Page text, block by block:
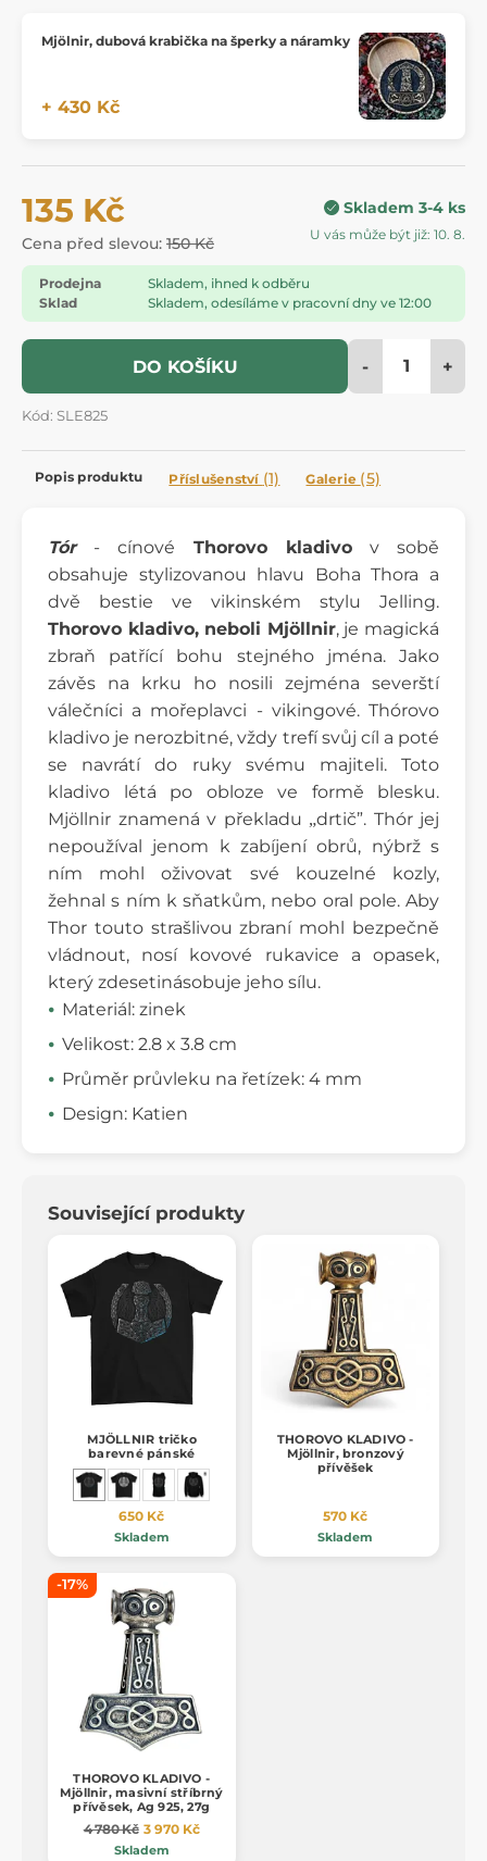
Mjölnir, dubová krabička na šperky a náramky
+ 430 Kč
135 Kč
Cena před slevou: 150 Kč
Skladem 3-4 ks
U vás může být již: 10. 8.
Prodejna
Skladem, ihned k odběru
Sklad
Skladem, odesíláme v pracovní dny ve 12:00
DO KOŠÍKU - +
Kód: SLE825
Popis produktu Příslušenství (1) Galerie (5)
Tór- cínové Thorovo kladivov sobě
obsahuje stylizovanou hlavu Boha Thora a
dvě bestie ve vikinském stylu Jelling.
Thorovo kladivo, neboli Mjöllnir, je magická
zbraň patřící bohu stejného jména.Jako
závěs na krku ho nosili zejména severští
válečníci a mořeplavci - vikingové. Thórovo
kladivo je nerozbitné, vždy trefí svůj cíl a poté
se navrátí do ruky svému majiteli. Toto
kladivo létá po obloze ve formě blesku.
Mjöllnir znamená v překladu „drtič”. Thór jej
nepoužíval jenom k zabíjení obrů, nýbrž s
ním mohl oživovat své kouzelné kozly,
žehnal s ním k sňatkům, nebo oral pole. Aby
Thor touto strašlivou zbraní mohl bezpečně
vládnout, nosíkovové rukavice a opasek,
který zdesetinásobuje jeho sílu.
Materiál: zinek
Velikost: 2.8 x 3.8 cm
Průměr průvleku na řetízek: 4 mm
Design: Katien
Související produkty
MJÖLLNIR tričko
barevné pánské
650 Kč
Skladem
THOROVO KLADIVO -
Mjöllnir, bronzový
přívěšek
570 Kč
Skladem
-17%
THOROVO KLADIVO -
Mjöllnir, masivní stříbrný
přívěsek, Ag 925, 27g
4 780 Kč 3 970 Kč
Skladem